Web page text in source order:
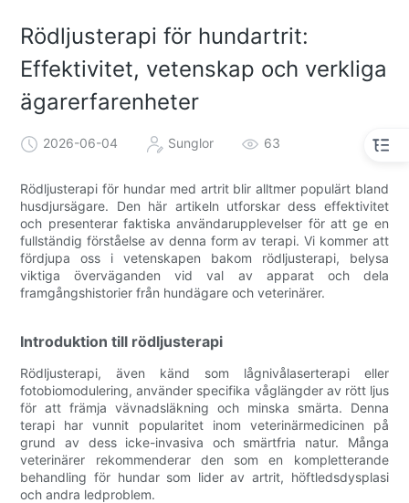
Rödljusterapi för hundartrit:
Effektivitet, vetenskap och verkliga
ägarerfarenheter
2026-06-04 Sunglor 63
Rödljusterapi för hundar med artrit blir alltmer populärt bland
husdjursägare. Den här artikeln utforskar dess effektivitet
och presenterar faktiska användarupplevelser för att ge en
fullständig förståelse av denna form av terapi. Vi kommer att
fördjupa oss i vetenskapen bakom rödljusterapi, belysa
viktiga överväganden vid val av apparat och dela
framgångshistorier från hundägare och veterinärer.
Introduktion till rödljusterapi
Rödljusterapi, även känd som lågnivålaserterapi eller
fotobiomodulering, använder specifika våglängder av rött ljus
för att främja vävnadsläkning och minska smärta. Denna
terapi har vunnit popularitet inom veterinärmedicinen på
grund av dess icke-invasiva och smärtfria natur. Många
veterinärer rekommenderar den som en kompletterande
behandling för hundar som lider av artrit, höftledsdysplasi
och andra ledproblem.